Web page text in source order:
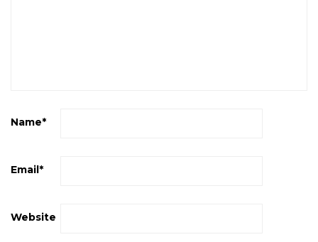
Name*
Email*
Website